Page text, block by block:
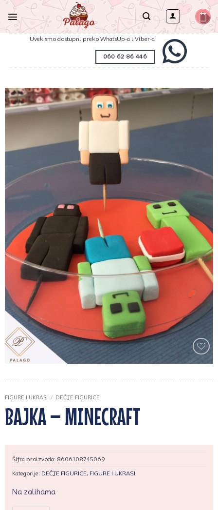
Preskoči
sadržaj
Uvek smo dostupni preko WhatsUp-a i Viber-a
060 62 86 446
Zaprati
FIGURE I UKRASI / DEČJE FIGURICE
BAJKA – MINECRAFT
Šifra proizvoda: 8606108745069
Kategorije: DEČJE FIGURICE, FIGURE I UKRASI
Na zalihama